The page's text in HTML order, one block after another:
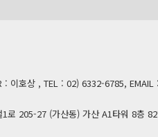
: 이호상 , TEL : 02) 6332-6785, EMAIL
로 205-27 (가산동) 가산 A1타워 8층